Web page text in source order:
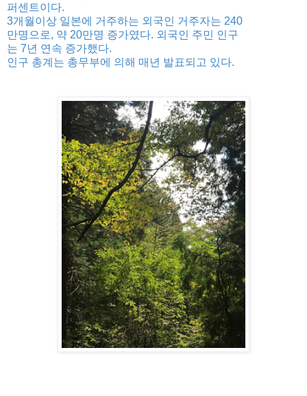
퍼센트이다.
3개월이상 일본에 거주하는 외국인 거주자는 240
만명으로, 약 20만명 증가였다. 외국인 주민 인구
는 7년 연속 증가했다.
인구 총계는 총무부에 의해 매년 발표되고 있다.